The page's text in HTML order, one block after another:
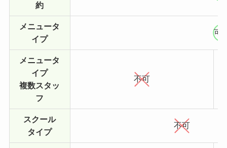
約
メニュータ
イプ
可
メニュータ
イプ
複数スタッ
フ
不可
スクール
タイプ
不可